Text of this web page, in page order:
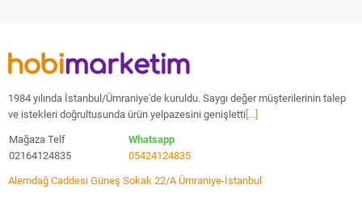
1984 yılında İstanbul/Ümraniye'de kuruldu. Saygı değer müşterilerinin talep
ve istekleri doğrultusunda ürün yelpazesini genişletti [...]
Mağaza Telf
02164124835
Whatsapp
05424124835
Alemdağ Caddesi Güneş Sokak 22/A Ümraniye-İstanbul